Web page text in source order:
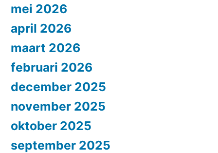
mei 2026
april 2026
maart 2026
februari 2026
december 2025
november 2025
oktober 2025
september 2025